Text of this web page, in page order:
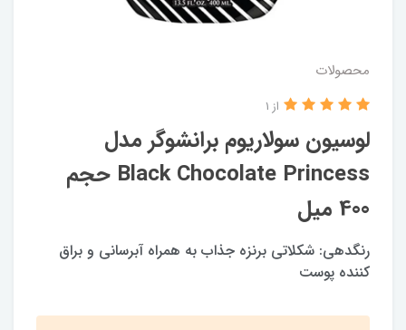
محصولات
لوسیون سولاریوم برانشوگر مدل
Black Chocolate Princess حجم
400 میل
از 1
رنگدهی: شکلاتی برنزه جذاب به همراه آبرسانی و براق
کننده پوست